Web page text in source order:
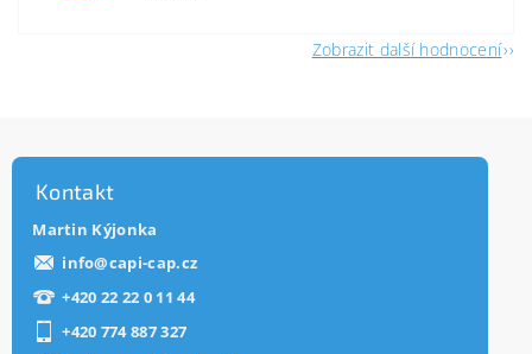
Zobrazit další hodnocení
Kontakt
Martin Kýjonka
info@capi-cap.cz
+420 22 22 0 11 44
+420 774 887 327